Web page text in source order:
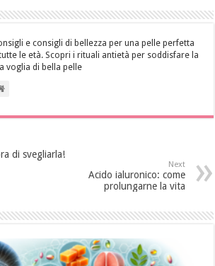
e consigli di bellezza per una pelle perfetta
le età. Scopri i rituali antietà per soddisfare la
voglia di bella pelle
di svegliarla!
Next
Acido ialuronico: come
prolungarne la vita